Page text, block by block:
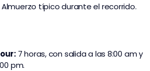
Almuerzo típico durante el recorrido.
7 horas, con salida a las 8:00 am y
pm.